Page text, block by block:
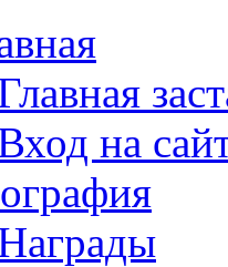
на